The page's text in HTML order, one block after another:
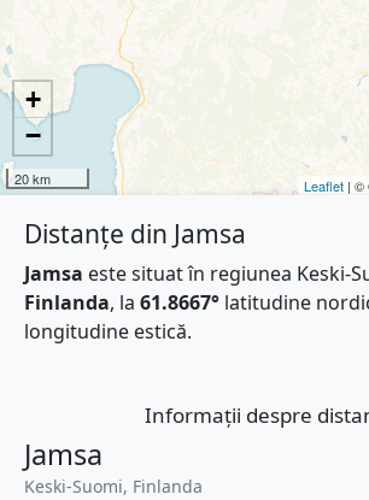
+
−
20 km Leaflet | ©
Distanțe din Jamsa
Jamsa este situat în regiunea Keski-
Finlanda, la 61.8667° latitudine
longitudine estică.
Informații despre
Jamsa
Keski-Suomi, Finlanda